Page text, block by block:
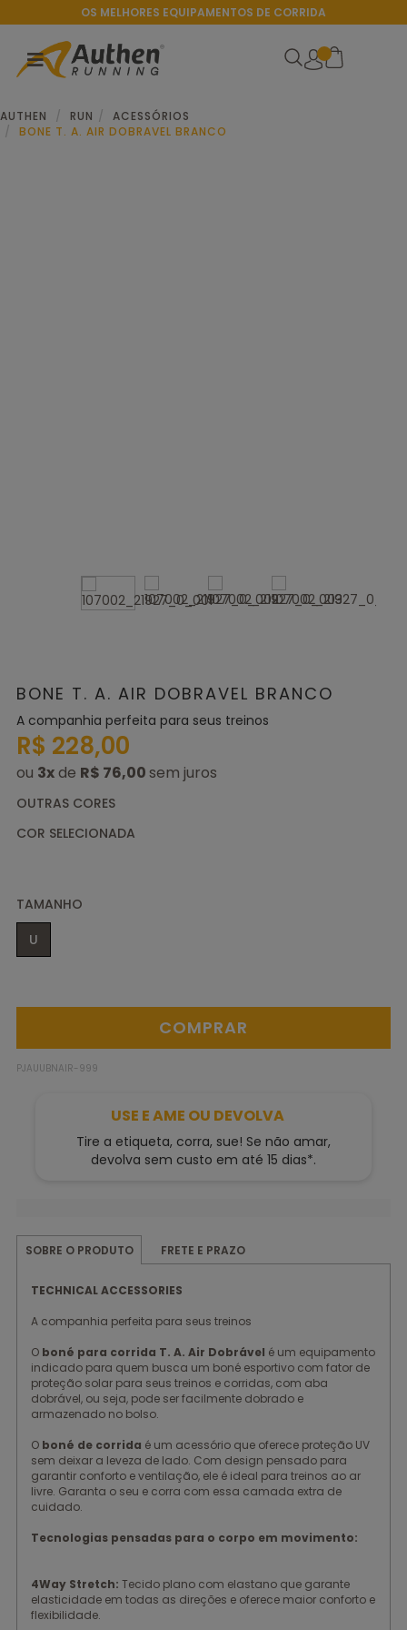
OS MELHORES EQUIPAMENTOS DE CORRIDA
AUTHEN RUN
ACESSÓRIOS
BONE T. A. AIR DOBRAVEL BRANCO
BONE T. A. AIR DOBRAVEL BRANCO
A companhia perfeita para seus treinos
R$ 228,00
ou 3xde R$ 76,00
OUTRAS CORES
TAMANHO
U
PJAUUBNAIR-999
USE E AME OU DEVOLVA
Tire a etiqueta, corra, sue! Se não amar,
devolva sem custo em até 15 dias*.
SOBRE O PRODUTO FRETE E PRAZO
TECHNICAL ACCESSORIES
A companhia perfeita para seus treinos
O boné para corrida T. A. Air Dobrável é um equipamento
indicado para quem busca um boné esportivo com fator de
proteção solar para seus treinos e corridas, com aba
dobrável, ou seja, pode ser facilmente dobrado e
armazenado no bolso.
O boné de corrida é um acessório que oferece proteção UV
sem deixar a leveza de lado. Com design pensado para
garantir conforto e ventilação, ele é ideal para treinos ao ar
livre. Garanta o seu e corra com essa camada extra de
cuidado.
Tecnologias pensadas para o corpo em movimento:
4Way Stretch: Tecido plano com elastano que garante
elasticidade em todas as direções e oferece maior conforto e
flexibilidade.